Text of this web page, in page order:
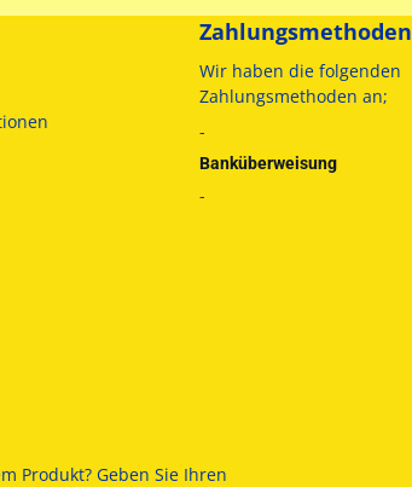
Zahlungsmethoden
Wir haben die folgenden
Zahlungsmethoden an;
-
Banküberweisung
-
Produkt? Geben Sie Ihren